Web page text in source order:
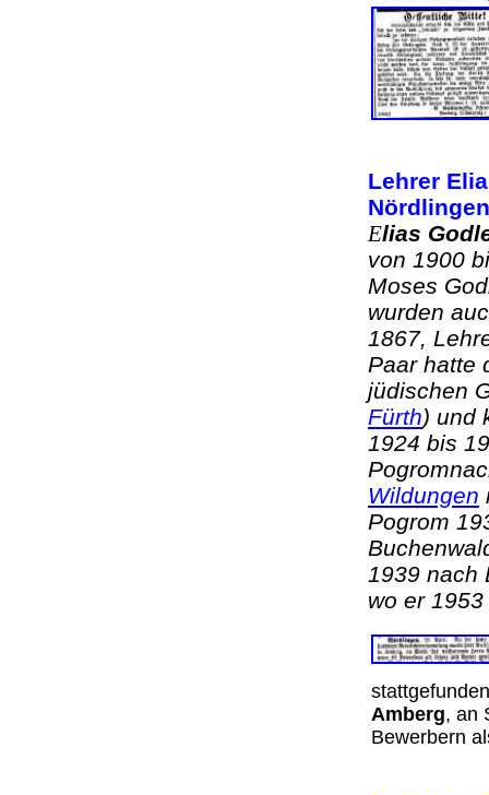
Lehrer
Elias
von 1900
Moses
wurden
1867,
Paar hatte
jüdischen
Fürth) und
1924 bis
Wildungen
Pogrom
1939 nach
wo er
Amberg, an
Bewerbern